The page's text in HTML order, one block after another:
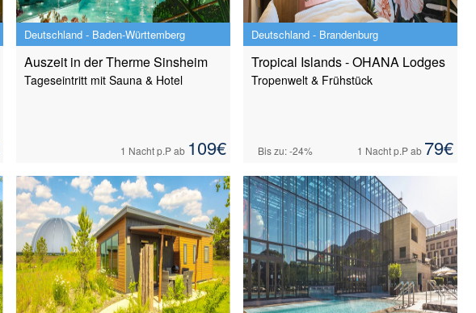
Deutschland - Baden-Württemberg
Auszeit in der Therme Sinsheim
Tageseintritt mit Sauna & Hotel
1 Nachtp.P ab 109€
Deutschland - Brandenburg
Tropical Islands - OHANA Lodges
Tropenwelt & Frühstück
Bis zu: -24% 1 Nachtp.P ab 79€